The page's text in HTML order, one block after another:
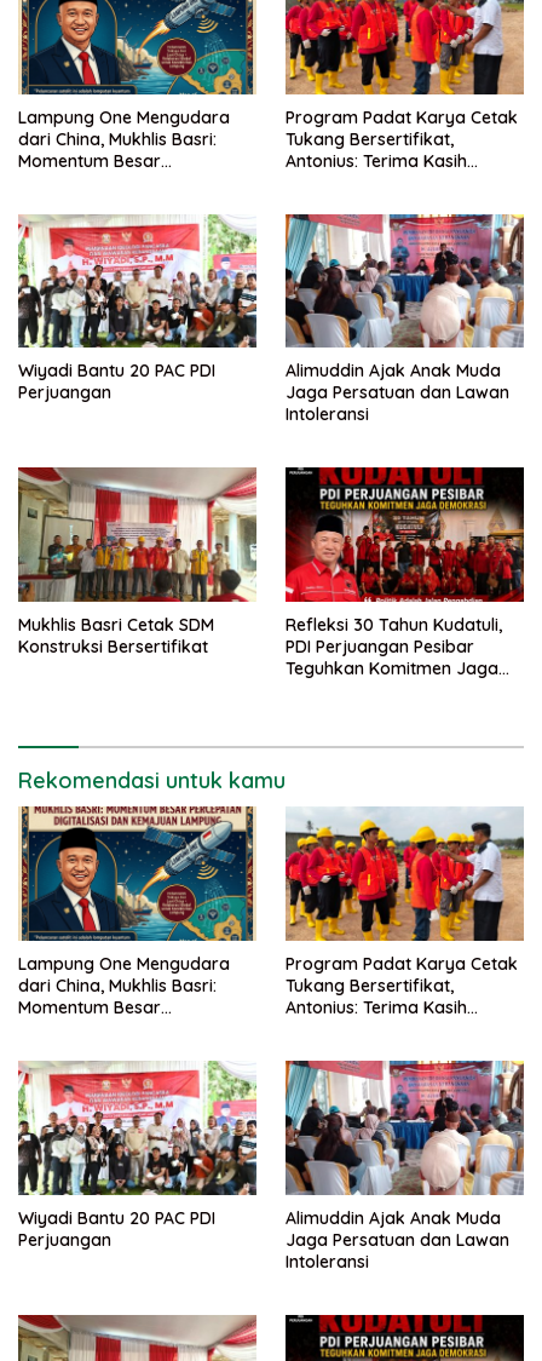
Lampung One Mengudara
dari China, Mukhlis Basri:
Momentum Besar
Program Padat Karya Cetak
Tukang Bersertifikat,
Antonius: Terima Kasih
Wiyadi Bantu 20 PAC PDI
Perjuangan
Alimuddin Ajak Anak Muda
Jaga Persatuan dan Lawan
Intoleransi
Mukhlis Basri Cetak SDM
Konstruksi Bersertifikat
Refleksi 30 Tahun Kudatuli,
PDI Perjuangan Pesibar
Teguhkan Komitmen Jaga
Rekomendasi untuk kamu
Lampung One Mengudara
dari China, Mukhlis Basri:
Momentum Besar
Program Padat Karya Cetak
Tukang Bersertifikat,
Antonius: Terima Kasih
Wiyadi Bantu 20 PAC PDI
Perjuangan
Alimuddin Ajak Anak Muda
Jaga Persatuan dan Lawan
Intoleransi